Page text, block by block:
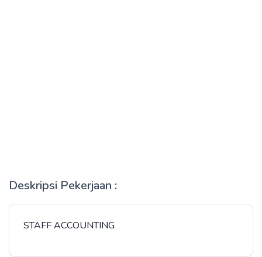
Deskripsi Pekerjaan :
STAFF ACCOUNTING